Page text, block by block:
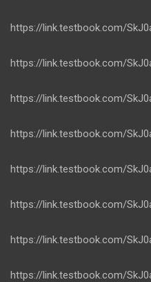
https://link.testbook.com/
https://link.testbook.com/
https://link.testbook.com/
https://link.testbook.com/
https://link.testbook.com/
https://link.testbook.com/
https://link.testbook.com/
https://link.testbook.com/